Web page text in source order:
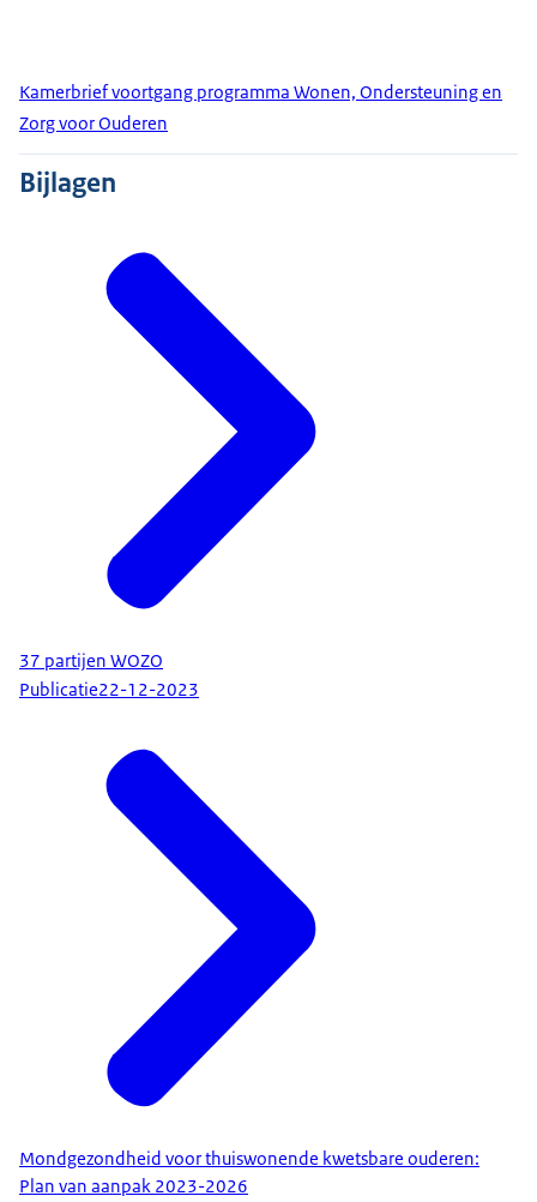
Kamerbrief voortgang programma Wonen, Ondersteuning en
Zorg voor Ouderen
Bijlagen
37 partijen WOZO
Publicatie22-12-2023
Mondgezondheid voor thuiswonende kwetsbare ouderen:
Plan van aanpak 2023-2026